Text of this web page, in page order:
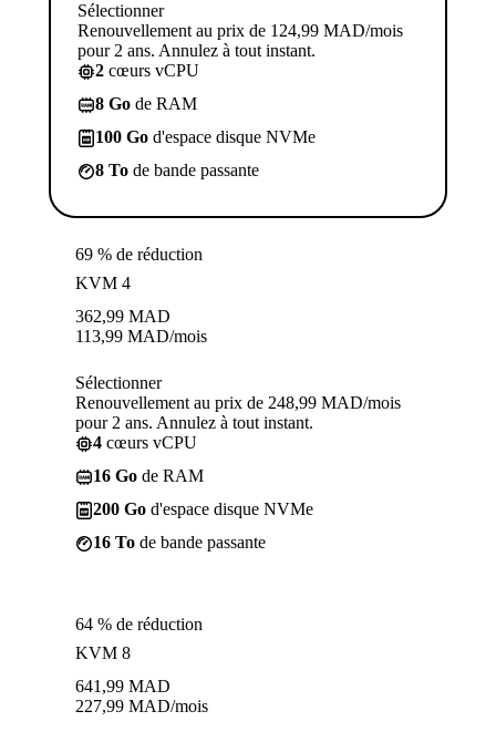
Sélectionner
Renouvellement au prix de 124,99 MAD/mois
pour 2 ans. Annulez à tout instant.
2 cœurs vCPU
8 Go de RAM
100 Go d'espace disque NVMe
8 To de bande passante
69 % de réduction
KVM 4
362,99 MAD
113,99 MAD/mois
Sélectionner
Renouvellement au prix de 248,99 MAD/mois
pour 2 ans. Annulez à tout instant.
4 cœurs vCPU
16 Go de RAM
200 Go d'espace disque NVMe
16 To de bande passante
64 % de réduction
KVM 8
641,99 MAD
227,99 MAD/mois